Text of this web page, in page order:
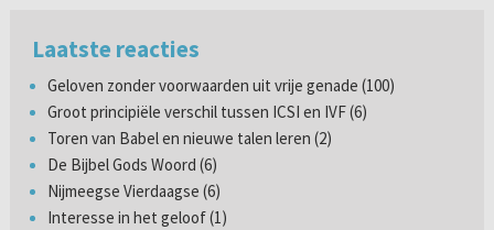
Laatste reacties
Geloven zonder voorwaarden uit vrije genade (100)
Groot principiële verschil tussen ICSI en IVF (6)
Toren van Babel en nieuwe talen leren (2)
De Bijbel Gods Woord (6)
Nijmeegse Vierdaagse (6)
Interesse in het geloof (1)